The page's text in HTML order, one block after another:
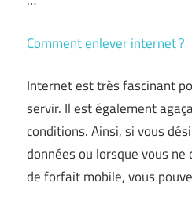
Comment enlever internet ?
Internet est très fascinant
servir. Il est également
conditions. Ainsi, si vous
données ou lorsque vous ne
de forfait mobile, vous